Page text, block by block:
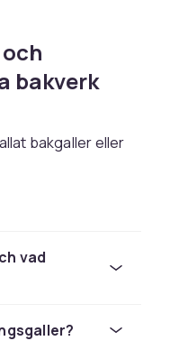
bakverk
bakgaller eller
galler istället
Det
och
allt från kakor,
vad